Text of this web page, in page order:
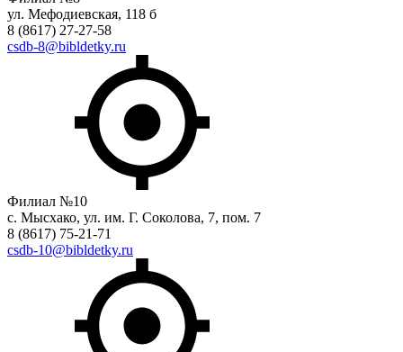
ул. Мефодиевская, 118 б
8 (8617) 27-27-58
csdb-8@bibldetky.ru
Филиал №10
с. Мысхако, ул. им. Г. Соколова, 7, пом. 7
8 (8617) 75-21-71
csdb-10@bibldetky.ru